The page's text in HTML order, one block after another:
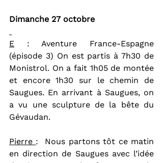
Dimanche 27 octobre
E : Aventure France-Espagne
(épisode 3) On est partis à 7h30 de
Monistrol. On a fait 1h05 de montée
et encore 1h30 sur le chemin de
Saugues. En arrivant à Saugues, on
a vu une sculpture de la bête du
Gévaudan.
Pierre :  Nous partons tôt ce matin
en direction de Saugues avec l’idée